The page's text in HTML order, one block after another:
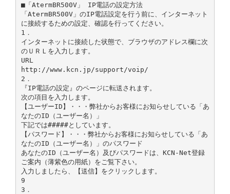
■「AtermBR500V」 IP電話の設定方法
「AtermBR500V」のIP電話設定を行う前に、インターネット
に接続するための設定、確認を行ってください。
1．
インターネットに接続した状態で、ブラウザのアドレス欄に次
のＵＲＬを入力します。
URL
http://www.kcn.jp/support/voip/
2．
『IP電話の設定』のページに転送されます。
次の項目を入力します。
【ユーザーID】・・・弊社からお客様にお知らせしている「あ
なたのID（ユーザー名）」
下記では#####としています。
【パスワード】・・・弊社からお客様にお知らせしている「あ
なたのID（ユーザー名）」のパスワード
あなたのID（ユーザー名）及びパスワードは、KCN-Net登録
ご案内（薄紫色の用紙）をご覧下さい。
入力しましたら、【送信】をクリックします。
9
3．